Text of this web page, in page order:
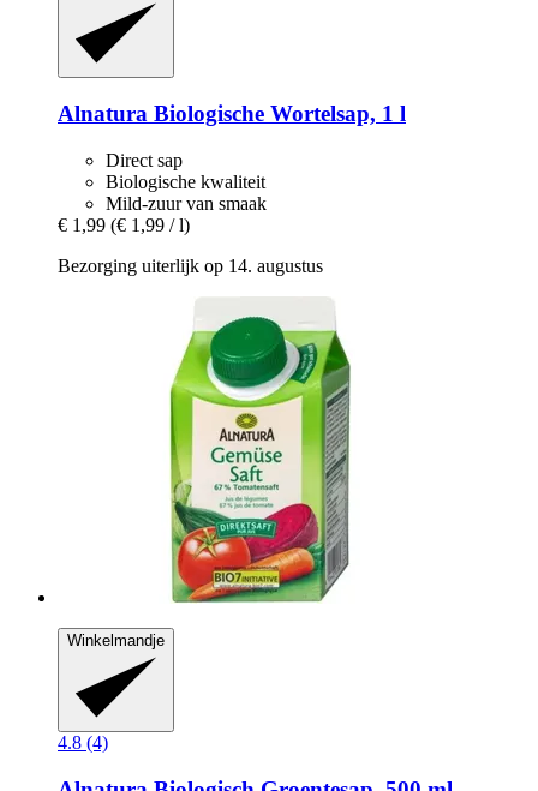
Alnatura Biologische Wortelsap, 1 l
Direct sap
Biologische kwaliteit
Mild-zuur van smaak
€ 1,99 (€ 1,99 / l)
Bezorging uiterlijk op 14. augustus
Winkelmandje
4.8 (4)